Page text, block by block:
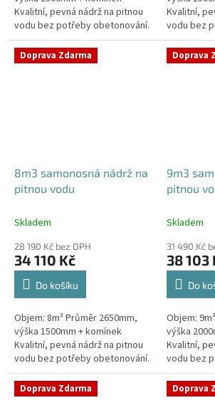
Kvalitní, pevná nádrž na pitnou
vodu bez potřeby obetonování.
Průměr a umístění všech
prostupů pro potrubí a hadice
specifikujte...
Kvalitní,
vodu bez
Průměr a
prostupů
Doprava Zdarma
8m3 samonosná nádrž na
pitnou vodu
Skladem
28 190 Kč bez DPH
34 110 Kč
Do košíku
Objem: 8m³ Průměr 2650mm,
výška 1500mm + komínek
Kvalitní, pevná nádrž na pitnou
vodu bez potřeby obetonování.
Průměr a umístění všech
prostupů pro potrubí a hadice
specifikujte...
Doprava
9m3
pitnou
Skladem
31 490 Kč
38 103
Do
Objem:
výška
Kvalitní,
vodu bez
Průměr a
prostupů
Doprava Zdarma Doprava